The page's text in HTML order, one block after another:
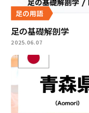
足の用語
足の基礎解剖学
2025.06.07